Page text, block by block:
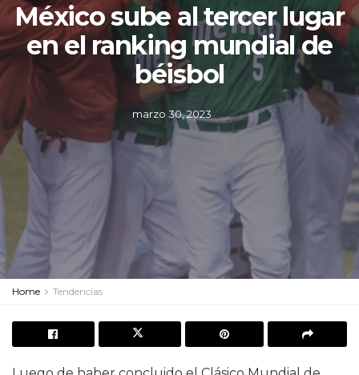
México sube al tercer lugar
en el ranking mundial de
béisbol
marzo 30, 2023
Home Tendencias